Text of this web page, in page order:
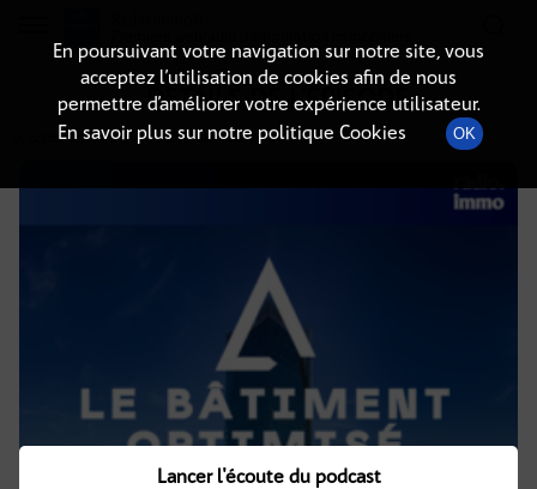
DÉTAILS DE L'ÉPISODE
15 octobre 2020à 16h35, durée : 19 minutes
En poursuivant votre navigation sur notre site, vous
acceptez l’utilisation de cookies afin de nous
permettre d’améliorer votre expérience utilisateur.
En savoir plus sur notre politique Cookies
OK
Lancer l'écoute du podcast